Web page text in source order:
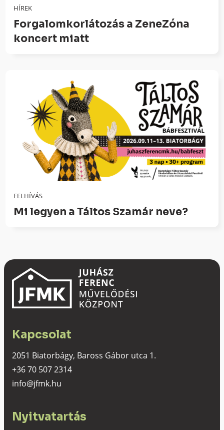
HÍREK
Forgalomkorlátozás a ZeneZóna
koncert miatt
FELHÍVÁS
Mi legyen a Táltos Szamár neve?
Kapcsolat
2051 Biatorbágy, Baross Gábor utca 1.
+36 70 507 2314
info@jfmk.hu
Nyitvatartás